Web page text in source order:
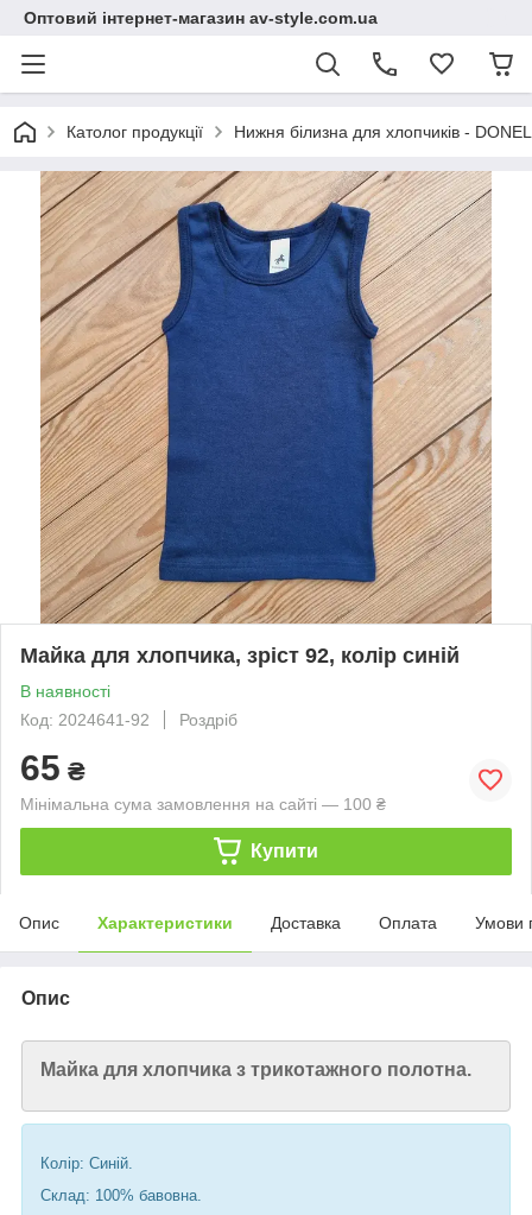
Оптовий інтернет-магазин av-style.com.ua
Католог продукції Нижня білизна для хлопчиків -
Майка для хлопчика, зріст 92, колір синій
В наявності
Код: 2024641-92
Роздріб
65 ₴
Мінімальна сума замовлення на сайті — 100 ₴
Купити
Опис Характеристики Доставка Оплата Умови
Опис
Майка для хлопчика з трикотажного полотна.
Колір: Синій.
Склад: 100% бавовна.